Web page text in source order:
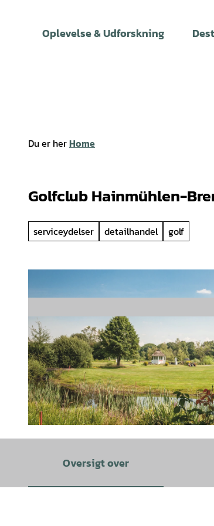
Oplevelse & Udforskning
Du er herHome
Golfclub Hainmühlen-
serviceydelser detailhandel golf
Oversigt over